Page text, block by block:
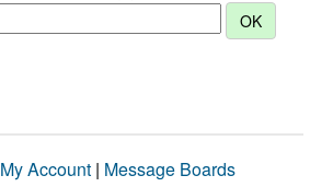
My Account | Message Boards